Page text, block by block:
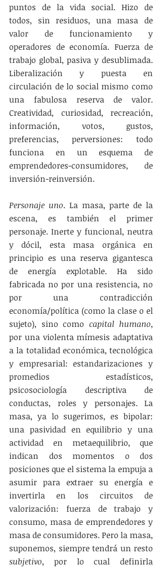
puntos de la vida social. Hizo de
todos, sin residuos, una masa de
valor de funcionamiento y
operadores de economía. Fuerza de
trabajo global, pasiva y desublimada.
Liberalización y puesta en
circulación de lo social mismo como
una fabulosa reserva de valor.
Creatividad, curiosidad, recreación,
información, votos, gustos,
preferencias, perversiones: todo
funciona en un esquema de
emprendedores-consumidores, de
inversión-reinversión.
Personaje uno. La masa, parte de la
escena, es también el primer
personaje. Inerte y funcional, neutra
y dócil, esta masa orgánica en
principio es una reserva gigantesca
de energía explotable. Ha sido
fabricada no por una resistencia, no
por una contradicción
economía/política (como la clase o el
sujeto), sino como capital humano,
por una violenta mímesis adaptativa
a la totalidad económica, tecnológica
y empresarial: estandarizaciones y
promedios estadísticos,
psicosociología descriptiva de
conductas, roles y personajes. La
masa, ya lo sugerimos, es bipolar:
una pasividad en equilibrio y una
actividad en metaequilibrio, que
indican dos momentos o dos
posiciones que el sistema la empuja a
asumir para extraer su energía e
invertirla en los circuitos de
valorización: fuerza de trabajo y
consumo, masa de emprendedores y
masa de consumidores. Pero la masa,
subjetivo, por lo cual definirla